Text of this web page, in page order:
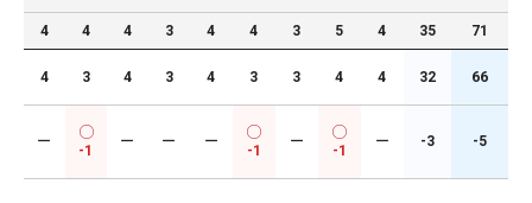
4 4 4 3 4 4 3 5 4 35 71
4 3 4 3 4 3 3 4 4 32 66
ー
-1
ー ー ー
-1
ー
-1
ー -3 -5